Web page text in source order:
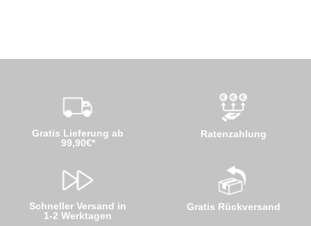
Gratis Lieferung ab
99,90€*
Schneller Versand in
1-2 Werktagen
Ratenzahlung
Gratis Rückversand